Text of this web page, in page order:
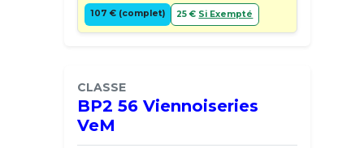
107 € (complet) 25 € Si Exempté
CLASSE
BP2 56 Viennoiseries
VeM